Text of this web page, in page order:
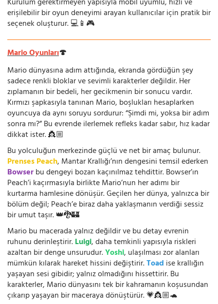
erişilebilir bir oyun deneyimi arayan kullanıcılar için pratik bir
seçenek oluşturur. 💻📱🎮
Mario Oyunları🍄
Mario dünyasına adım attığında, ekranda gördüğün şey
sadece renkli bloklar ve sevimli karakterler değildir. Her
zıplamanın bir bedeli, her gecikmenin bir sonucu vardır.
Kırmızı şapkasıyla tanınan Mario, boşlukları hesaplarken
oyuncuya da aynı soruyu sordurur: “Şimdi mi, yoksa bir adım
sonra mı?” Bu evrende ilerlemek refleks kadar sabır, hız kadar
dikkat ister. 👸🏼
Bu yolculuğun merkezinde güçlü ve net bir amaç bulunur.
Prenses Peach, Mantar Krallığı’nın dengesini temsil ederken
Bowserbu dengeyi bozan kaçınılmaz tehdittir. Bowser’ın
Peach’i kaçırmasıyla birlikte Mario’nun her adımı bir
kurtarma hamlesine dönüşür. Geçilen her dünya, yalnızca bir
bölüm değil; Peach’e biraz daha yaklaşmanın verdiği sessiz
bir umut taşır. 👑🐉🏰
Mario bu macerada yalnız değildir ve bu detay evrenin
ruhunu derinleştirir.Luigi, daha temkinli yapısıyla riskleri
azaltan bir denge unsurudur.Yoshi, ulaşılması zor alanları
mümkün kılarak hareket hissini değiştirir.Toad ise krallığın
yaşayan sesi gibidir; yalnız olmadığını hissettirir. Bu
karakterler, Mario dünyasını tek bir kahramanın koşusundan
çıkarıp yaşayan bir maceraya dönüştürür. 💗👸🏼🐢